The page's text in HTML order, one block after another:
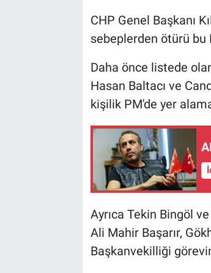
CHP Genel Başkanı
sebeplerden ötürü bu
Daha önce listede
Hasan Baltacı ve
kişilik PM'de yer
Ayrıca Tekin Bingöl
Ali Mahir Başarır,
Başkanvekilliği